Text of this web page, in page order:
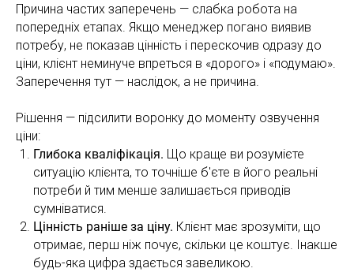
Причина частих заперечень — слабка робота на
попередніх етапах. Якщо менеджер погано виявив
потребу, не показав цінність і перескочив одразу до
ціни, клієнт неминуче впреться в «дорого» і «подумаю».
Заперечення тут — наслідок, а не причина.
Рішення — підсилити воронку до моменту озвучення
ціни:
Глибока кваліфікація. Що краще ви розумієте
ситуацію клієнта, то точніше б'єте в його реальні
потреби й тим менше залишається приводів
сумніватися.
Цінність раніше за ціну. Клієнт має зрозуміти, що
отримає, перш ніж почує, скільки це коштує. Інакше
будь-яка цифра здається завеликою.